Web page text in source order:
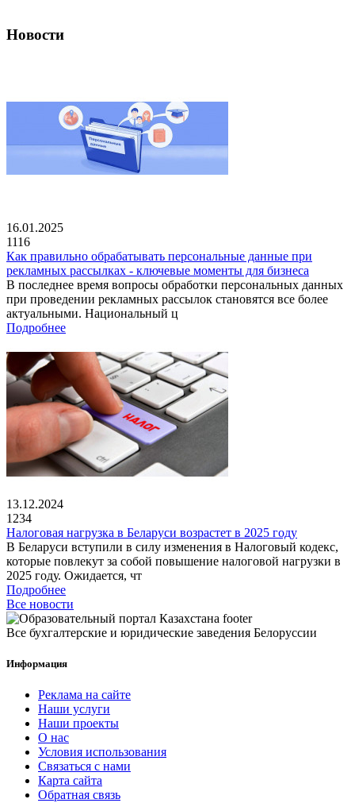
Новости
16.01.2025
1116
Как правильно обрабатывать персональные данные при
рекламных рассылках - ключевые моменты для бизнеса
В последнее время вопросы обработки персональных данных
при проведении рекламных рассылок становятся все более
актуальными. Национальный ц
Подробнее
13.12.2024
1234
Налоговая нагрузка в Беларуси возрастет в 2025 году
В Беларуси вступили в силу изменения в Налоговый кодекс,
которые повлекут за собой повышение налоговой нагрузки в
2025 году. Ожидается, чт
Подробнее
Все новости
Все бухгалтерские и юридические заведения Белоруссии
Информация
Реклама на сайте
Наши услуги
Наши проекты
О нас
Условия использования
Связаться с нами
Карта сайта
Обратная связь